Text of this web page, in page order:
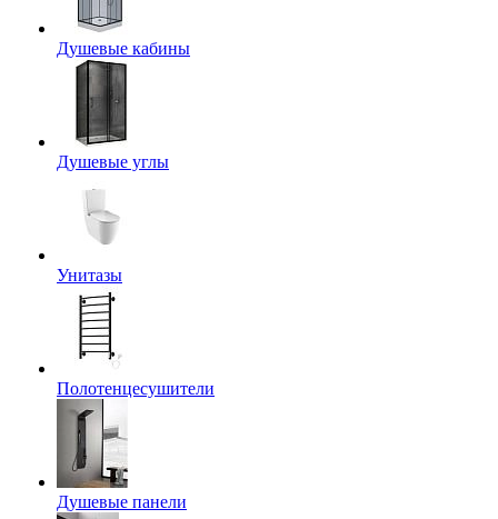
Душевые кабины
Душевые углы
Унитазы
Полотенцесушители
Душевые панели